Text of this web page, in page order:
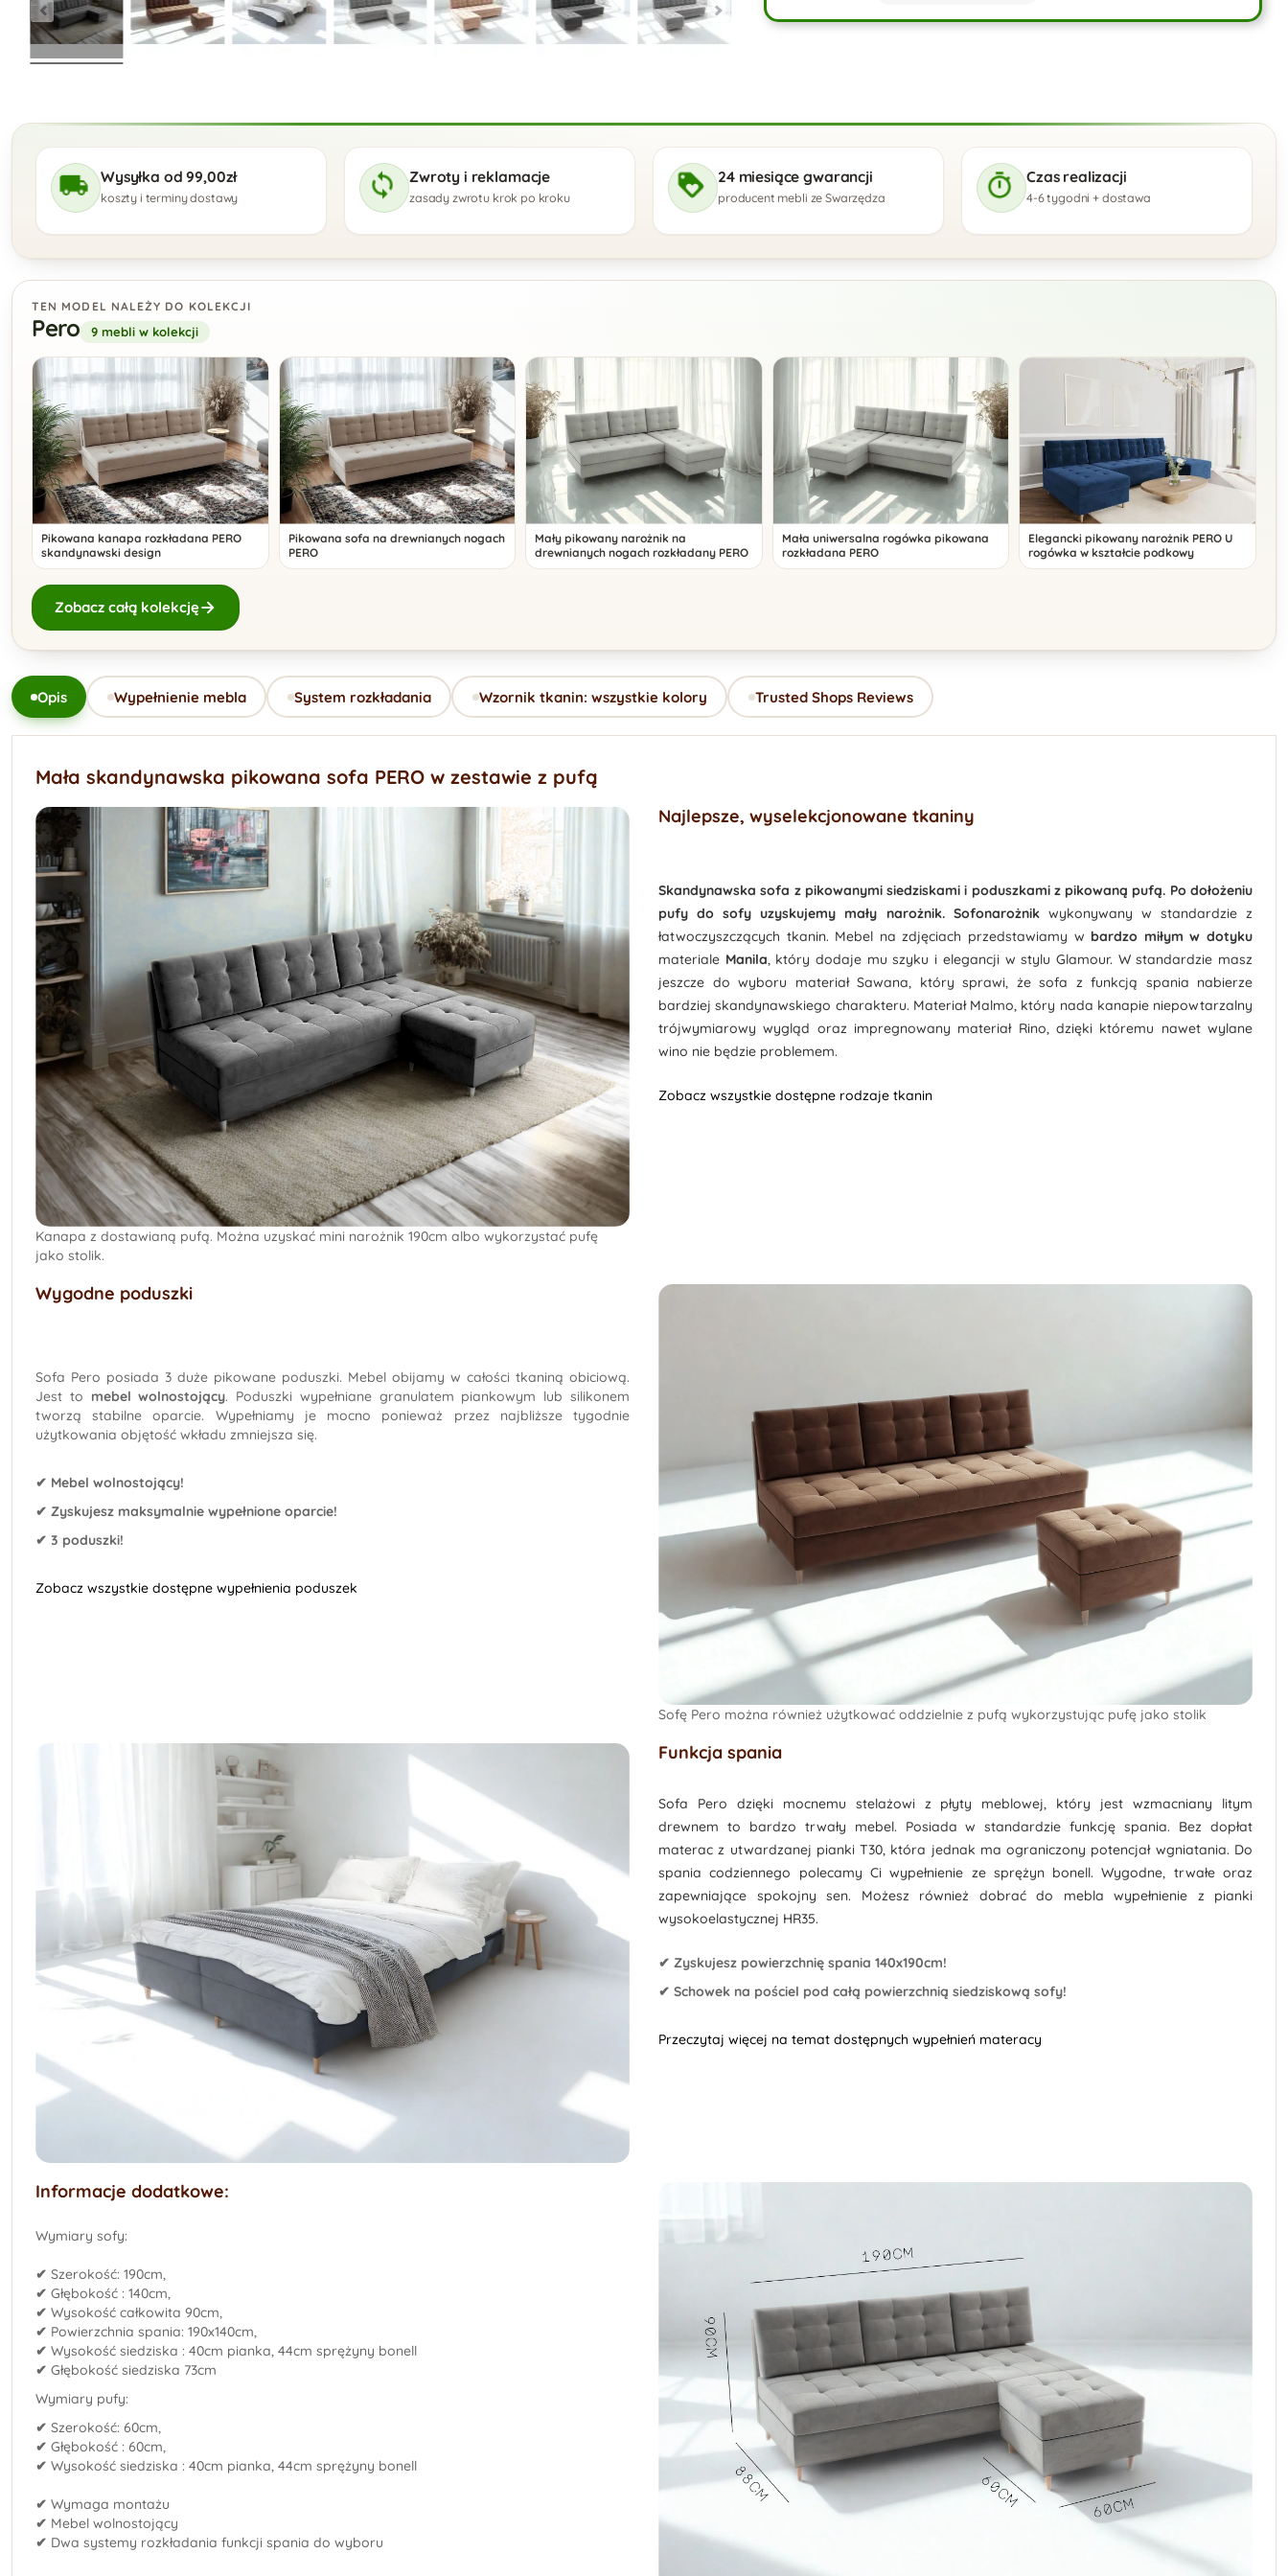
Wysyłka od 99,00zł
koszty i terminy dostawy
Zwroty i reklamacje
zasady zwrotu krok po kroku
24 miesiące gwarancji
producent mebli ze Swarzędza
Czas realizacji
4-6 tygodni + dostawa
TEN MODEL NALEŻY DO KOLEKCJI
Pero 9 mebli w kolekcji
Pikowana kanapa rozkładana PERO
skandynawski design
Pikowana sofa na drewnianych nogach
PERO
Mały pikowany narożnik na
drewnianych nogach rozkładany PERO
Mała uniwersalna rogówka pikowana
rozkładana PERO
Elegancki pikowany narożnik PERO U
rogówka w kształcie podkowy
Zobacz całą kolekcję
Opis Wypełnienie mebla System rozkładania Wzornik tkanin: wszystkie kolory Trusted Shops Reviews
Mała skandynawska pikowana sofa PERO w zestawie z pufą
Kanapa z dostawianą pufą. Można uzyskać mini narożnik 190cm albo wykorzystać pufę
jako stolik.
Najlepsze, wyselekcjonowane tkaniny
Skandynawska sofa z pikowanymi siedziskami i poduszkami z pikowaną pufą. Po dołożeniu
pufy do sofy uzyskujemy mały narożnik. Sofonarożnik wykonywany w standardzie z
łatwoczyszczących tkanin. Mebel na zdjęciach przedstawiamy w bardzo miłym w dotyku
materiale Manila, który dodaje mu szyku i elegancji w stylu Glamour. W standardzie masz
jeszcze do wyboru materiał Sawana, który sprawi, że sofa z funkcją spania nabierze
bardziej skandynawskiego charakteru. Materiał Malmo, który nada kanapie niepowtarzalny
trójwymiarowy wygląd oraz impregnowany materiał Rino, dzięki któremu nawet wylane
wino nie będzie problemem.
Zobacz wszystkie dostępne rodzaje tkanin
Wygodne poduszki
Sofa Pero posiada 3 duże pikowane poduszki. Mebel obijamy w całości tkaniną obiciową.
Jest to mebel wolnostojący. Poduszki wypełniane granulatem piankowym lub silikonem
tworzą stabilne oparcie. Wypełniamy je mocno ponieważ przez najbliższe tygodnie
użytkowania objętość wkładu zmniejsza się.
✔ Mebel wolnostojący!
✔ Zyskujesz maksymalnie wypełnione oparcie!
✔ 3 poduszki!
Zobacz wszystkie dostępne wypełnienia poduszek
Sofę Pero można również użytkować oddzielnie z pufą wykorzystując pufę jako stolik
Funkcja spania
Sofa Pero dzięki mocnemu stelażowi z płyty meblowej, który jest wzmacniany litym
drewnem to bardzo trwały mebel. Posiada w standardzie funkcję spania. Bez dopłat
materac z utwardzanej pianki T30, która jednak ma ograniczony potencjał wgniatania. Do
spania codziennego polecamy Ci wypełnienie ze sprężyn bonell. Wygodne, trwałe oraz
zapewniające spokojny sen. Możesz również dobrać do mebla wypełnienie z pianki
wysokoelastycznej HR35.
✔ Zyskujesz powierzchnię spania 140x190cm!
✔ Schowek na pościel pod całą powierzchnią siedziskową sofy!
Przeczytaj więcej na temat dostępnych wypełnień materacy
Informacje dodatkowe:
Wymiary sofy:
✔ Szerokość: 190cm,
✔ Głębokość : 140cm,
✔ Wysokość całkowita 90cm,
✔ Powierzchnia spania: 190x140cm,
✔ Wysokość siedziska : 40cm pianka, 44cm sprężyny bonell
✔ Głębokość siedziska 73cm
Wymiary pufy:
✔ Szerokość: 60cm,
✔ Głębokość : 60cm,
✔ Wysokość siedziska : 40cm pianka, 44cm sprężyny bonell
✔ Wymaga montażu
✔ Mebel wolnostojący
✔ Dwa systemy rozkładania funkcji spania do wyboru